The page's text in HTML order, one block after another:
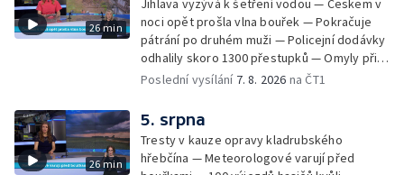
26 min
noci opět prošla vlna bouřek — Pokračuje
pátrání po druhém muži — Policejní dodávky
odhalily skoro 1300 přestupků — Omyly při
nouzovém volání o pomoc — Hradec Králové
rekord v hromadném seskoku parašutistů —
Chovné rybníky na Českolipsku pustoší
vydry — Instalace nové sochy v Mariánských
Lázních — Sedmiletý trest za dotační
Poslední vysílání 7. 8. 2026 na ČT1
26 min
5. srpna
Tresty v kauze opravy kladrubského
hřebčína — Meteorologové varují před